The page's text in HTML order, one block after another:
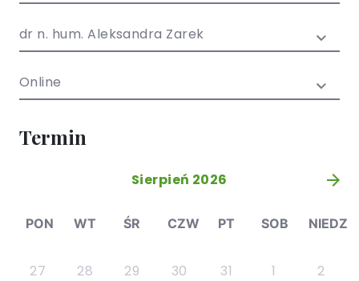
młodzieży
dr n. hum. Aleksandra Zarek
Online
Termin
Sierpień 2026 »
PON WT ŚR CZW PT SOB NIEDZ
27 28 29 30 31 1 2